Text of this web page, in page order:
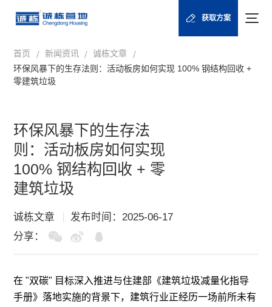
获取方案
首页 / 新闻资讯 / 诚栋文章 /
环保风暴下的生存法则：活动板房如何实现 100% 钢结构回收 +
零建筑垃圾
环保风暴下的生存法
则：活动板房如何实现
100% 钢结构回收 + 零
建筑垃圾
诚栋文章
发布时间：2025-06-17
分享：
在 "双碳" 目标深入推进与住建部《建筑垃圾减量化指导
手册》落地实施的背景下，建筑行业正经历一场前所未有